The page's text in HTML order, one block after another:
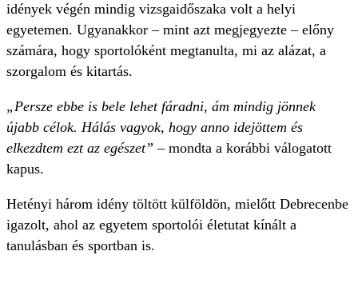
idények végén mindig vizsgaidőszaka volt a helyi
egyetemen. Ugyanakkor – mint azt megjegyezte – előny
számára, hogy sportolóként megtanulta, mi az alázat, a
szorgalom és kitartás.
„Persze ebbe is bele lehet fáradni, ám mindig jönnek
újabb célok. Hálás vagyok, hogy anno idejöttem és
elkezdtem ezt az egészet”– mondta a korábbi válogatott
kapus.
Hetényi három idény töltött külföldön, mielőtt Debrecenbe
igazolt, ahol az egyetem sportolói életutat kínált a
tanulásban és sportban is.